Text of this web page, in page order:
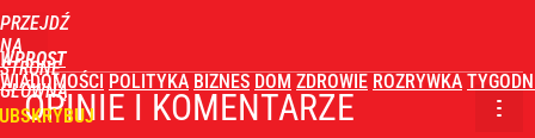
PRZEJDŹ
NA
STRONĘ
GŁÓWNĄ
WPROST
WIADOMOŚCI POLITYKA BIZNES DOM ZDROWIE ROZRYWKA
OPINIE I KOMENTARZE